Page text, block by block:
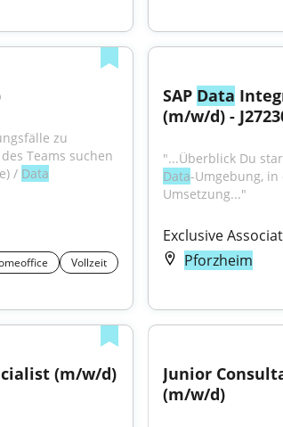
zu
Teams suchen
/ Data
Vollzeit
SAP Data
(m/w/d) -
Data-Umgebung,
Umsetzung..."
Exclusive
Pforzheim
(m/w/d)
Junior
(m/w/d)